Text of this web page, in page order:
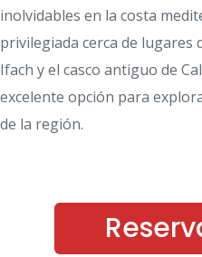
inolvidables en la costa
privilegiada cerca de lugares
Ifach y el casco antiguo de
excelente opción para
de la región.